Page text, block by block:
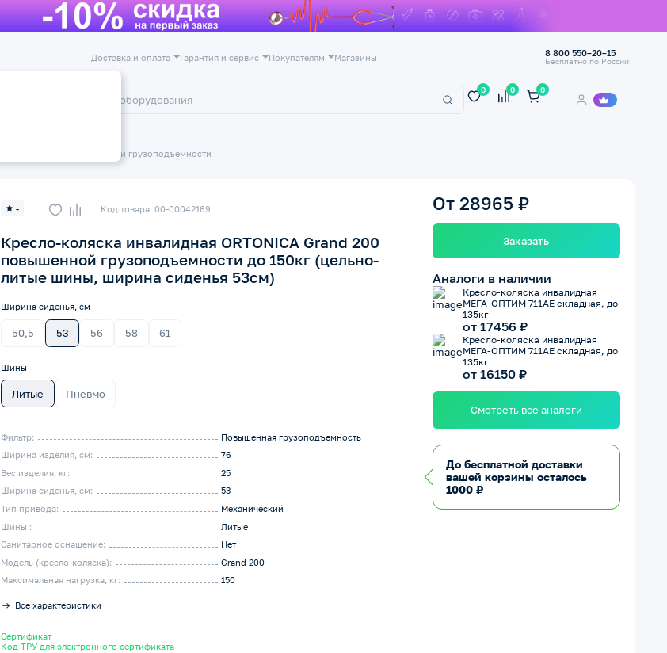
Доставка и оплата Гарантия и сервис Покупателям Магазины 8 800 550–20–15
Бесплатно по России
0 0 0
Кресла-коляски повышенной грузоподъемности
- Код товара: 00-00042169
Кресло-коляска инвалидная ORTONICA Grand 200
повышенной грузоподъемности до 150кг (цельно-
литые шины, ширина сиденья 53см)
Ширина сиденья, см
50,5 53 56 58 61
Шины
Литые Пневмо
Фильтр:
Повышенная грузоподъемность
Ширина изделия, см:
76
Вес изделия, кг:
25
Ширина сиденья, см:
53
Тип привода:
Механический
Шины :
Литые
Санитарное оснащение:
Нет
Модель (кресло-коляска):
Grand 200
Максимальная нагрузка, кг:
150
Все характеристики
Сертификат
Код ТРУ для электронного сертификата
От 28965 ₽
Заказать
Аналоги в наличии
Кресло-коляска инвалидная
МЕГА-ОПТИМ 711AE складная, до
135кг
от 17456 ₽
Кресло-коляска инвалидная
МЕГА-ОПТИМ 711AE складная, до
135кг
от 16150 ₽
Смотреть все аналоги
До бесплатной доставки
вашей корзины осталось
1000 ₽